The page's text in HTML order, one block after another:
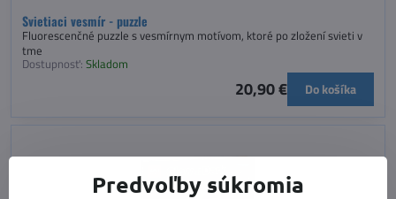
Svietiaci vesmír - puzzle
Fluorescenčné puzzle s vesmírnym motívom, ktoré po zložení svieti v
tme
Dostupnosť: Skladom
20,90 € Do košíka
Predvoľby súkromia